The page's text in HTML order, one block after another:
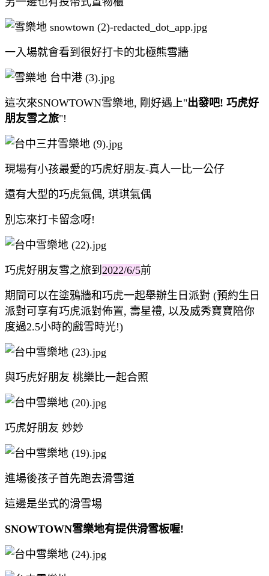
一入場就會看到很好打卡的北極熊雪牆
這次來SNOWTOWN雪樂地, 剛好遇上"出發吧! 巧虎好
朋友雪之旅"!
現場有小孩最愛的巧虎好朋友-真人一比一公仔
還有大型的巧虎氣偶, 琪琪氣偶
別忘來打卡留念呀!
巧虎好朋友雪之旅到 2022/6/5前
期間可以在塗鴉牆和巧虎一起舉辦生日派對 (預約生日
派對可享有巧虎派對佈置, 壽星禮, 以及威秀寶寶陪你
度過2.5小時的戲雪時光!)
與巧虎好朋友 桃樂比一起合照
巧虎好朋友 妙妙
進場後孩子首先跑去滑雪道
這邊是坐式的滑雪場
SNOWTOWN雪樂地有提供滑雪板喔!